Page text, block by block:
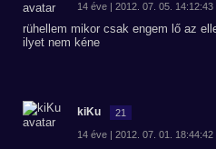
14 éve | 2012. 07. 05. 14:12:43
rühellem mikor csak engem lő az
ilyet nem kéne
kiKu 21
14 éve | 2012. 07. 01. 18:44:42